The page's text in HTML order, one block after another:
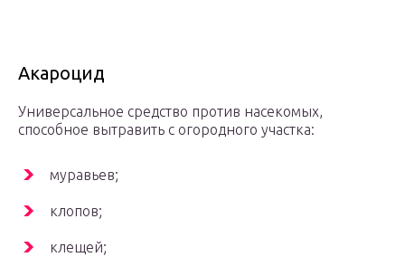
Акароцид
Универсальное средство против насекомых,
способное вытравить с огородного участка:
муравьев;
клопов;
клещей;